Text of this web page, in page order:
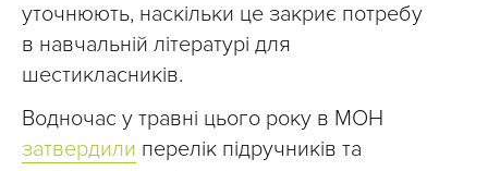
уточнюють, наскільки це закриє потребу
в навчальній літературі для
шестикласників.
Водночас у травні цього року в МОН
затвердили перелік підручників та